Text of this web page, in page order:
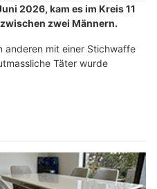
2026, kam es im Kreis 11
zwei Männern.
anderen mit einer Stichwaffe
Täter wurde